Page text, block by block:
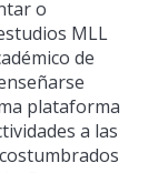
o
MLL
de
plataforma
a las